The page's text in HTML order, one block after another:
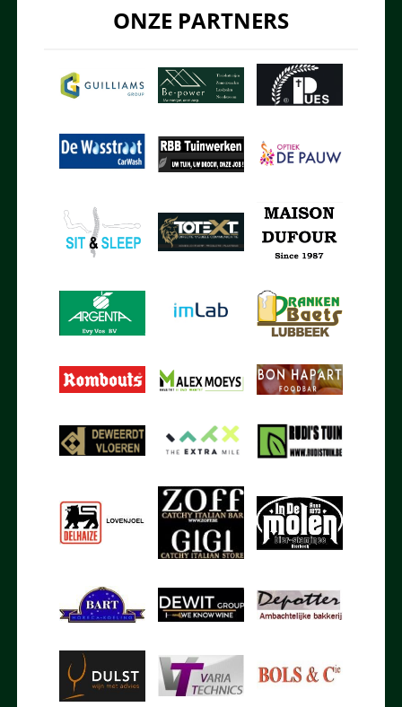
ONZE PARTNERS